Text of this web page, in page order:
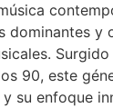
dominantes y
90, este
su enfoque